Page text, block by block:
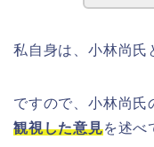
私自身は、小林尚氏
ですので、小林尚氏
観視した意見を述べ